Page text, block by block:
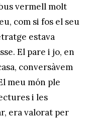
vermell molt
com si fos el seu
estava
El pare i jo, en
conversàvem
meu món ple
i les
era valorat per